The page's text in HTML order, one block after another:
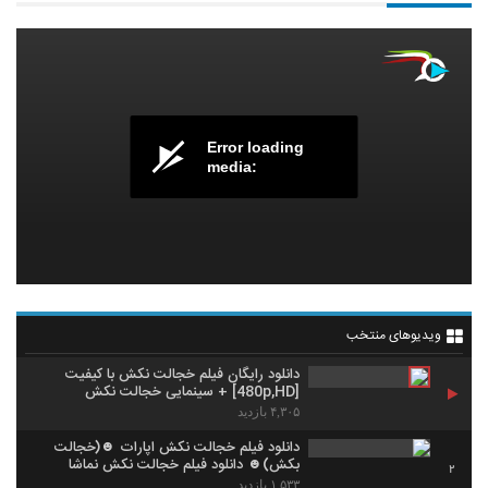
Error loading
media:
ویدیوهای منتخب
دانلود رایگان فیلم خجالت نکش با کیفیت
[480p,HD] + سینمایی خجالت نکش
۴,۳۰۵ بازدید
2
دانلود فیلم خجالت نکش اپارات ☻(خجالت
بکش)☻ دانلود فیلم خجالت نکش نماشا
۱,۵۳۳ بازدید